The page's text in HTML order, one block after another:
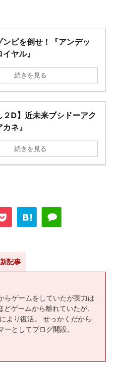
ンビを倒せ！『アンデッ
ヤル』
続きを見る
２D】近未来ブシドーアク
ネ』
続きを見る
記事
らゲームをしていたが実力は
ゲームから離れていたが、
より復活。 せっかくだから
ーとしてブログ開設。